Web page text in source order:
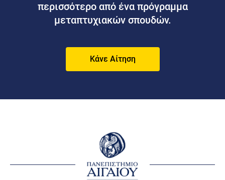
περισσότερο από ένα πρόγραμμα
μεταπτυχιακών σπουδών.
Κάνε Αίτηση